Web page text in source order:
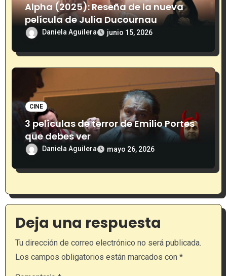
Alpha (2025): Reseña de la nueva
película de Julia Ducournau
Daniela Aguilera junio 15, 2026
CINE
3 películas de terror de Emilio Portes
que debes ver
Daniela Aguilera mayo 26, 2026
Deja una respuesta
Tu dirección de correo electrónico no será publicada.
Los campos obligatorios están marcados con *